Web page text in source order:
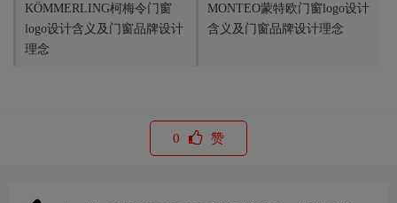
KÖMMERLING柯梅令门窗
logo设计含义及门窗品牌设计
理念
MONTEO蒙特欧门窗logo设计
含义及门窗品牌设计理念
0 赞